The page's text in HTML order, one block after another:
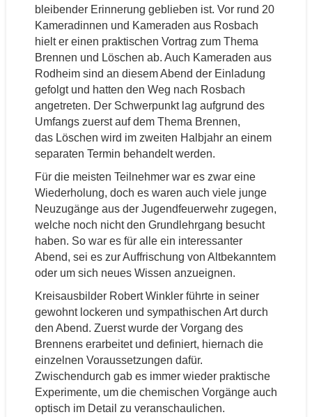
bleibender Erinnerung geblieben ist. Vor rund 20
Kameradinnen und Kameraden aus Rosbach
hielt er einen praktischen Vortrag zum Thema
Brennen und Löschen ab. Auch Kameraden aus
Rodheim sind an diesem Abend der Einladung
gefolgt und hatten den Weg nach Rosbach
angetreten. Der Schwerpunkt lag aufgrund des
Umfangs zuerst auf dem Thema Brennen,
das Löschen wird im zweiten Halbjahr an einem
separaten Termin behandelt werden.
Für die meisten Teilnehmer war es zwar eine
Wiederholung, doch es waren auch viele junge
Neuzugänge aus der Jugendfeuerwehr zugegen,
welche noch nicht den Grundlehrgang besucht
haben. So war es für alle ein interessanter
Abend, sei es zur Auffrischung von Altbekanntem
oder um sich neues Wissen anzueignen.
Kreisausbilder Robert Winkler führte in seiner
gewohnt lockeren und sympathischen Art durch
den Abend. Zuerst wurde der Vorgang des
Brennens erarbeitet und definiert, hiernach die
einzelnen Voraussetzungen dafür.
Zwischendurch gab es immer wieder praktische
Experimente, um die chemischen Vorgänge auch
optisch im Detail zu veranschaulichen.